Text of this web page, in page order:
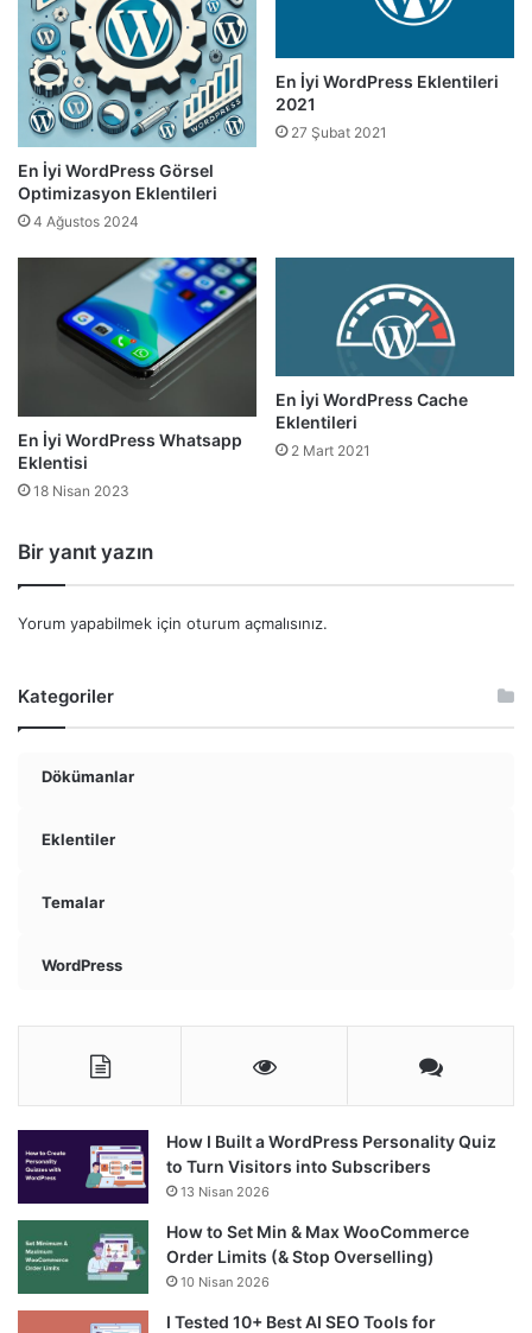
En İyi WordPress Görsel
Optimizasyon Eklentileri
4 Ağustos 2024
En İyi WordPress Eklentileri
2021
27 Şubat 2021
En İyi WordPress Whatsapp
Eklentisi
18 Nisan 2023
En İyi WordPress Cache
Eklentileri
2 Mart 2021
Bir yanıt yazın
Yorum yapabilmek için oturum açmalısınız.
Kategoriler
Dökümanlar
Eklentiler
Temalar
WordPress
How I Built a WordPress Personality Quiz
to Turn Visitors into Subscribers
13 Nisan 2026
How to Set Min & Max WooCommerce
Order Limits (& Stop Overselling)
10 Nisan 2026
I Tested 10+ Best AI SEO Tools for